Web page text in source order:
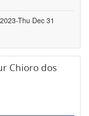
Thu Dec 31
Chioro dos